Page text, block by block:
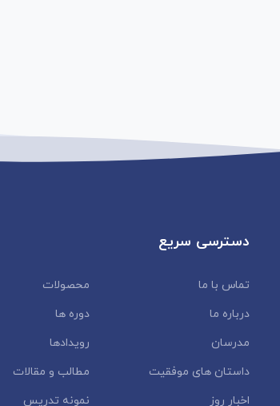
دسترسی سریع
تماس با ما
محصولات
درباره ما
دوره ها
مدرسان
رویدادها
داستان‌ های موفقیت
مطالب و مقالات
اخبار روز
نمونه تدریس